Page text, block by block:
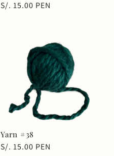
Precio
S/. 15.00 PEN
Yarn #38
Precio
S/. 15.00 PEN